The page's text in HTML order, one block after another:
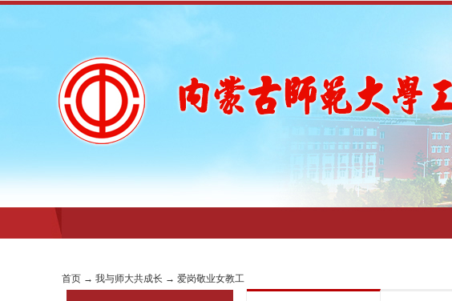
首页 → 我与师大共成长 → 爱岗敬业女教工